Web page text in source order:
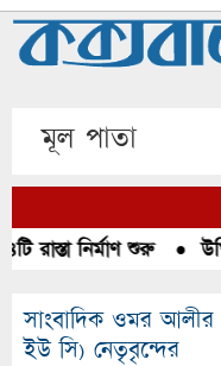
মূল পাতা
রাস্তা নির্মাণ শুরু●
সাংবাদিক ওমর আলীর
ইউ সি) নেতৃবৃন্দের